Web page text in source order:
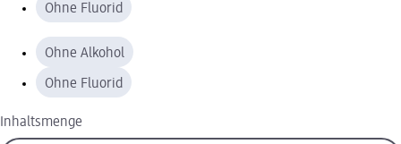
Ohne Fluorid
Ohne Alkohol
Ohne Fluorid
Inhaltsmenge